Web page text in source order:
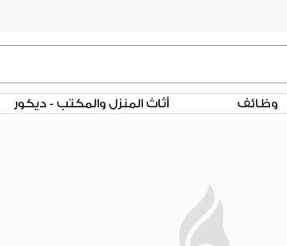
وظائف أثاث المنزل والمكتب - ديكور